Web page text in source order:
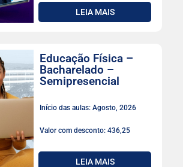
LEIA MAIS
Educação Física –
Bacharelado –
Semipresencial
Início das aulas: Agosto, 2026
Valor com desconto: 436,25
LEIA MAIS